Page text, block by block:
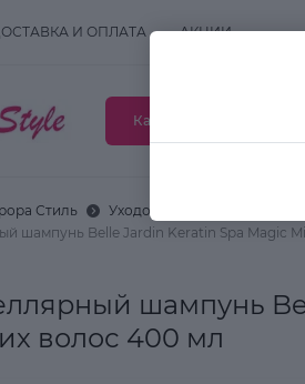
И ОПЛАТА АКЦИИ
Каталог товаров
Стиль Уходовая косметика
шампунь Belle Jardin Keratin Spa Magic
шампунь
волос 400 мл